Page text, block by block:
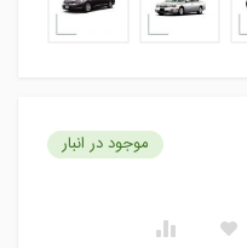
موجود در انبار